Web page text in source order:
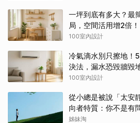
一坪到底有多大？最
局，空間活用增2倍！
100室內設計
冷氣滴水別只擦地！
決法，漏水恐毀牆毀
100室內設計
從小總是被說「太安
向者特質：你不是有
同
姊妹淘